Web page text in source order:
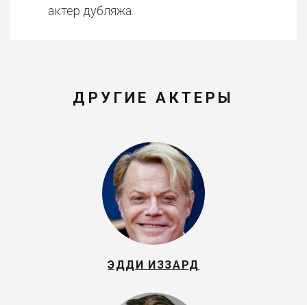
актер дубляжа.
ДРУГИЕ АКТЕРЫ
ЭДДИ ИЗЗАРД